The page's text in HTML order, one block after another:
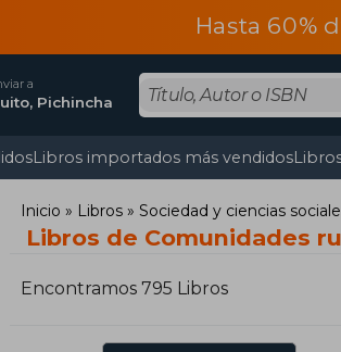
Hasta 60%
a
Pichincha
Libros importados más vendidos
Inicio Libros Sociedad y ciencias
Libros de Comunidades
Encontramos 795 Libros